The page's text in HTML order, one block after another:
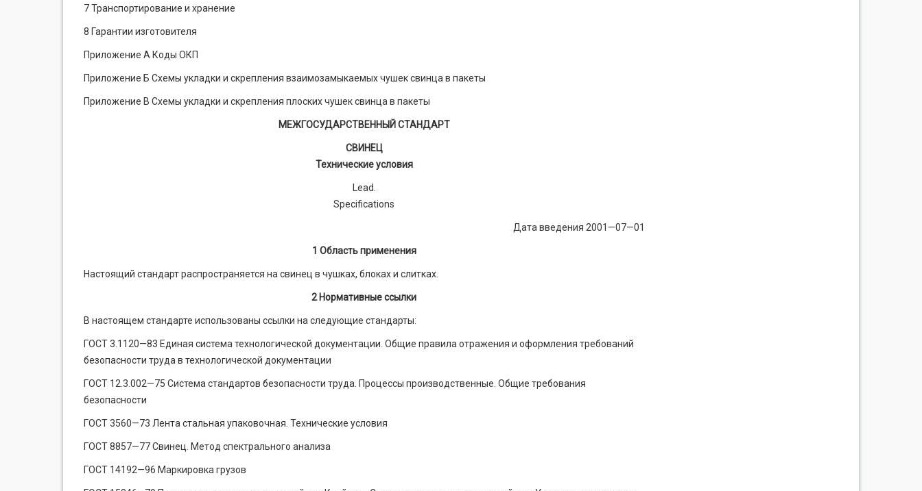
7 Транспортирование и хранение
8 Гарантии изготовителя
Приложение А Коды ОКП
Приложение Б Схемы укладки и скрепления взаимозамыкаемых чушек свинца в пакеты
Приложение В Схемы укладки и скрепления плоских чушек свинца в пакеты
МЕЖГОСУДАРСТВЕННЫЙ СТАНДАРТ
СВИНЕЦ
Технические условия
Lead.
Specifications
Дата введения 2001—07—01
1 Область применения
Настоящий стандарт распространяется на свинец в чушках, блоках и слитках.
2 Нормативные ссылки
В настоящем стандарте использованы ссылки на следующие стандарты:
ГОСТ 3.1120—83 Единая система технологической документации. Общие правила отражения и оформления требований
безопасности труда в технологической документации
ГОСТ 12.3.002—75 Система стандартов безопасности труда. Процессы производственные. Общие требования
безопасности
ГОСТ 3560—73 Лента стальная упаковочная. Технические условия
ГОСТ 8857—77 Свинец. Метод спектрального анализа
ГОСТ 14192—96 Маркировка грузов